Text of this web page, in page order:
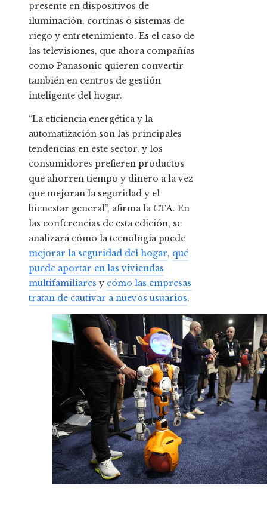
presente en dispositivos de
iluminación, cortinas o sistemas de
riego y entretenimiento. Es el caso de
las televisiones, que ahora compañías
como Panasonic quieren convertir
también en centros de gestión
inteligente del hogar.
“La eficiencia energética y la
automatización son las principales
tendencias en este sector, y los
consumidores prefieren productos
que ahorren tiempo y dinero a la vez
que mejoran la seguridad y el
bienestar general”, afirma la CTA. En
las conferencias de esta edición, se
analizará cómo la tecnología puede
mejorar la seguridad del hogar, qué
puede aportar en las viviendas
multifamiliares y cómo las empresas
tratan de cautivar a nuevos usuarios.